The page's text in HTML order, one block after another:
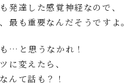
発達した感覚神経なので、
最も重要なんだそうですよ。
…と思うなかれ！
に変えたら、
んて話も？！